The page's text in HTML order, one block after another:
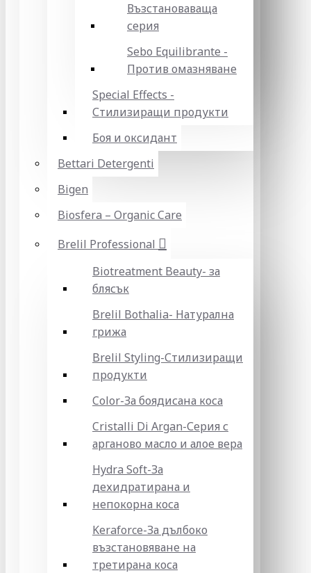
Възстановаваща
серия
Sebo Equilibrante -
Против омазняване
Special Effects -
Стилизиращи продукти
Боя и оксидант
Bettari Detergenti
Bigen
Biosfera – Organic Care
Brelil Professional
Biotreatment Beauty- за
блясък
Brelil Bothalia- Натурална
грижа
Brelil Styling-Стилизиращи
продукти
Color-За боядисана коса
Cristalli Di Argan-Серия с
арганово масло и алое вера
Hydra Soft-За
дехидратирана и
непокорна коса
Keraforce-За дълбоко
възстановяване на
третирана коса